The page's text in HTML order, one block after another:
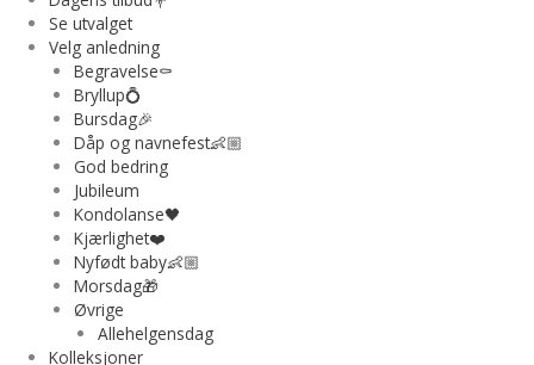
Se utvalget
Velg anledning
Begravelse⚰️
Bryllup💍
Bursdag🎉
Dåp og navnefest👶🏼
God bedring
Jubileum
Kondolanse🖤
Kjærlighet❤️
Nyfødt baby👶🏼
Morsdag🎁
Øvrige
Allehelgensdag
Kolleksjoner